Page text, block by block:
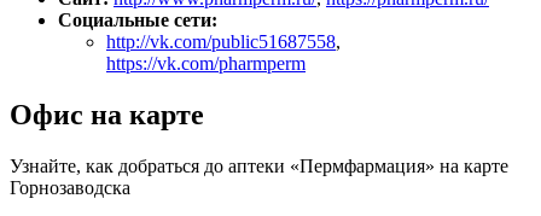
Социальные сети:
http://vk.com/public51687558,
https://vk.com/pharmperm
Офис на карте
Узнайте, как добраться до аптеки «Пермфармация» на карте
Горнозаводска